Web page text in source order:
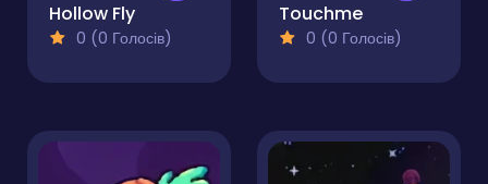
Hollow Fly
0 (0 Голосів)
Touchme
0 (0 Голосів)